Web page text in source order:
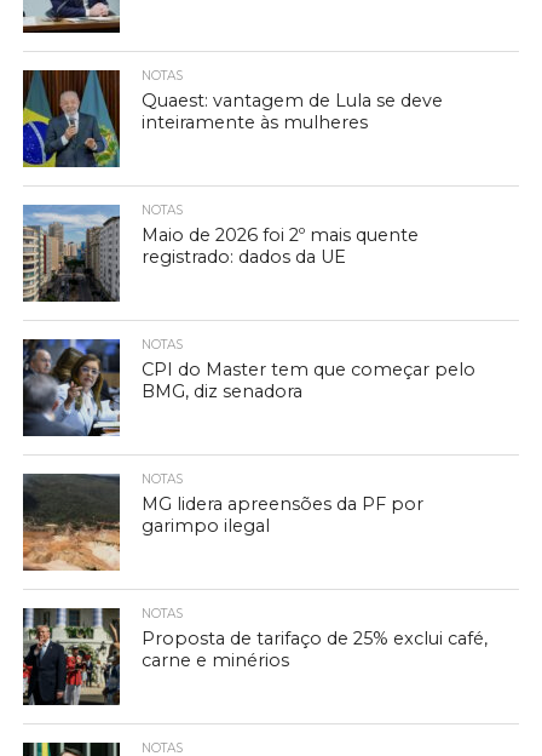
NOTAS
Quaest: vantagem de Lula se deve
inteiramente às mulheres
NOTAS
Maio de 2026 foi 2º mais quente
registrado: dados da UE
NOTAS
CPI do Master tem que começar pelo
BMG, diz senadora
NOTAS
MG lidera apreensões da PF por
garimpo ilegal
NOTAS
Proposta de tarifaço de 25% exclui café,
carne e minérios
NOTAS